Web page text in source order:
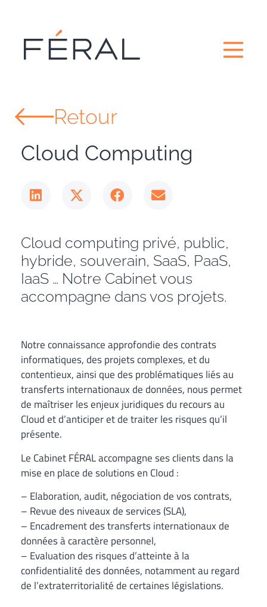
Retour
Cloud Computing​
Cloud computing privé, public,
hybride, souverain, SaaS, PaaS,
IaaS … Notre Cabinet vous
accompagne dans vos projets.
Notre connaissance approfondie des contrats
informatiques, des projets complexes, et du
contentieux, ainsi que des problématiques liés au
transferts internationaux de données, nous permet
de maîtriser les enjeux juridiques du recours au
Cloud et d’anticiper et de traiter les risques qu’il
présente.
Le Cabinet FÉRAL accompagne ses clients dans la
mise en place de solutions en Cloud :
– Elaboration, audit, négociation de vos contrats,
– Revue des niveaux de services (SLA),
– Encadrement des transferts internationaux de
données à caractère personnel,
– Evaluation des risques d’atteinte à la
confidentialité des données, notamment au regard
de l’extraterritorialité de certaines législations.